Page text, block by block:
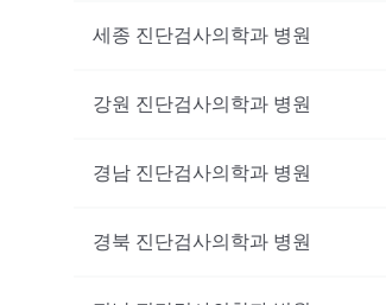
세종 진단검사의학과 병원
강원 진단검사의학과 병원
경남 진단검사의학과 병원
경북 진단검사의학과 병원